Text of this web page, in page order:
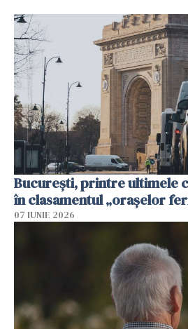
București, printre ultimele
în clasamentul „orașelor
07 IUNIE 2026